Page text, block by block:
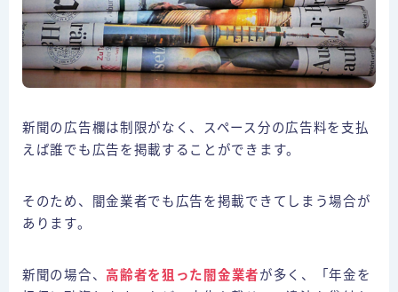
新聞の広告欄は制限がなく、スペース分の広告料を支払
えば誰でも広告を掲載することができます。
そのため、闇金業者でも広告を掲載できてしまう場合が
あります。
新聞の場合、高齢者を狙った闇金業者が多く、「年金を